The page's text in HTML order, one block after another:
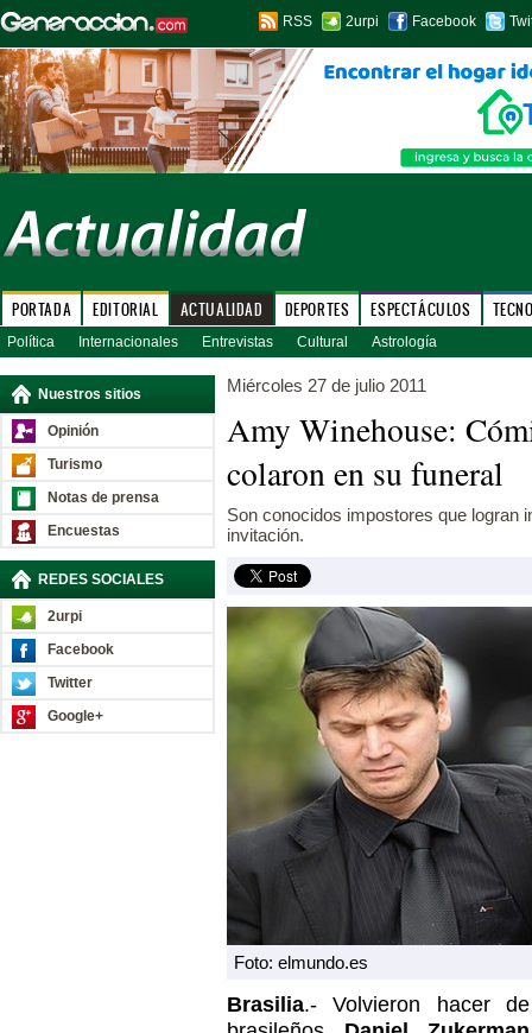
RSS 2urpi Facebook
PORTADA EDITORIAL ACTUALIDAD DEPORTES ESPECTÁCULOS
Política Internacionales Entrevistas Cultural Astrología
Nuestros sitios
Opinión
Turismo
Notas de prensa
Encuestas
REDES SOCIALES
2urpi
Facebook
Twitter
Google+
Miércoles 27 de julio 2011
Amy Winehouse:
colaron en su funeral
Son conocidos impostores que logran
invitación.
Foto: elmundo.es
Brasilia.- Volvieron hacer